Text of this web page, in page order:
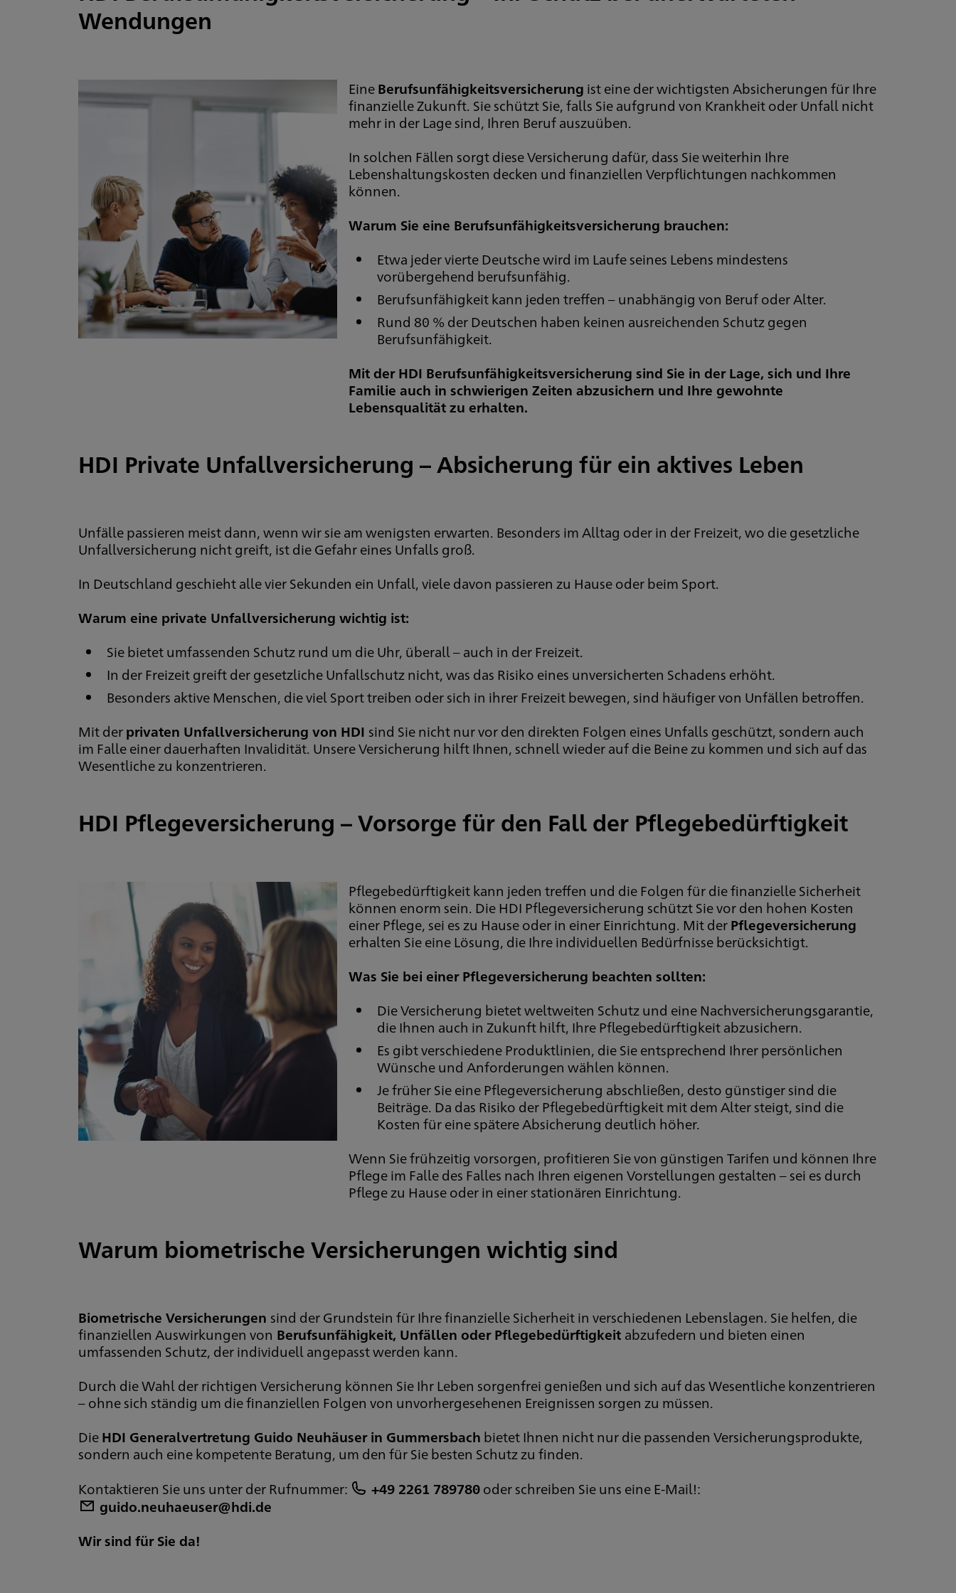
Wendungen
EineBerufsunfähigkeitsversicherung ist eine der wichtigsten Absicherungen für Ihre
finanzielle Zukunft. Sie schützt Sie, falls Sie aufgrund von Krankheit oder Unfall nicht
mehr in der Lage sind, Ihren Beruf auszuüben.
In solchen Fällen sorgt diese Versicherung dafür, dass Sie weiterhin Ihre
Lebenshaltungskosten decken und finanziellen Verpflichtungen nachkommen
können.
Warum Sie eine Berufsunfähigkeitsversicherung brauchen:
Etwa jeder vierte Deutsche wird im Laufe seines Lebens mindestens
vorübergehend berufsunfähig.
Berufsunfähigkeit kann jeden treffen – unabhängig von Beruf oder Alter.
Rund 80 % der Deutschen haben keinen ausreichenden Schutz gegen
Berufsunfähigkeit.
Mit der HDI Berufsunfähigkeitsversicherung sind Sie in der Lage, sich und Ihre
Familie auch in schwierigen Zeiten abzusichern und Ihre gewohnte
Lebensqualität zu erhalten.
HDI Private Unfallversicherung – Absicherung für ein aktives Leben
Unfälle passieren meist dann, wenn wir sie am wenigsten erwarten. Besonders im Alltag oder in der Freizeit, wo die gesetzliche
Unfallversicherung nicht greift, ist die Gefahr eines Unfalls groß.
In Deutschland geschieht alle vier Sekunden ein Unfall, viele davon passieren zu Hause oder beim Sport.
Warum eine private Unfallversicherung wichtig ist:
Sie bietet umfassenden Schutz rund um die Uhr, überall – auch in der Freizeit.
In der Freizeit greift der gesetzliche Unfallschutz nicht, was das Risiko eines unversicherten Schadens erhöht.
Besonders aktive Menschen, die viel Sport treiben oder sich in ihrer Freizeit bewegen, sind häufiger von Unfällen betroffen.
Mit derprivaten Unfallversicherung von HDI sind Sie nicht nur vor den direkten Folgen eines Unfalls geschützt, sondern auch
im Falle einer dauerhaften Invalidität. Unsere Versicherung hilft Ihnen, schnell wieder auf die Beine zu kommen und sich auf das
Wesentliche zu konzentrieren.
HDI Pflegeversicherung – Vorsorge für den Fall der Pflegebedürftigkeit
Pflegebedürftigkeit kann jeden treffen und die Folgen für die finanzielle Sicherheit
können enorm sein. Die HDI Pflegeversicherung schützt Sie vor den hohen Kosten
einer Pflege, sei es zu Hause oder in einer Einrichtung. Mit derPflegeversicherung
erhalten Sie eine Lösung, die Ihre individuellen Bedürfnisse berücksichtigt.
Was Sie bei einer Pflegeversicherung beachten sollten:
Die Versicherung bietet weltweiten Schutz und eine Nachversicherungsgarantie,
die Ihnen auch in Zukunft hilft, Ihre Pflegebedürftigkeit abzusichern.
Es gibt verschiedene Produktlinien, die Sie entsprechend Ihrer persönlichen
Wünsche und Anforderungen wählen können.
Je früher Sie eine Pflegeversicherung abschließen, desto günstiger sind die
Beiträge. Da das Risiko der Pflegebedürftigkeit mit dem Alter steigt, sind die
Kosten für eine spätere Absicherung deutlich höher.
Wenn Sie frühzeitig vorsorgen, profitieren Sie von günstigen Tarifen und können Ihre
Pflege im Falle des Falles nach Ihren eigenen Vorstellungen gestalten – sei es durch
Pflege zu Hause oder in einer stationären Einrichtung.
Warum biometrische Versicherungen wichtig sind
Biometrische Versicherungen sind der Grundstein für Ihre finanzielle Sicherheit in verschiedenen Lebenslagen. Sie helfen, die
finanziellen Auswirkungen von Berufsunfähigkeit, Unfällen oder Pflegebedürftigkeit abzufedern und bieten einen
umfassenden Schutz, der individuell angepasst werden kann.
Durch die Wahl der richtigen Versicherung können Sie Ihr Leben sorgenfrei genießen und sich auf das Wesentliche konzentrieren
– ohne sich ständig um die finanziellen Folgen von unvorhergesehenen Ereignissen sorgen zu müssen.
DieHDI Generalvertretung Guido Neuhäuser in Gummersbach bietet Ihnen nicht nur die passenden Versicherungsprodukte,
sondern auch eine kompetente Beratung, um den für Sie besten Schutz zu finden.
Kontaktieren Sie uns unter der Rufnummer:
+49 2261 789780oder schreiben Sie uns eine E-Mail!:
guido.neuhaeuser@hdi.de
Wir sind für Sie da!